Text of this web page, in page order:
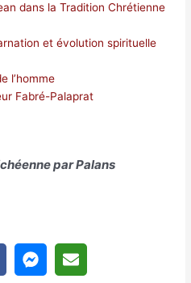
dans la Tradition Chrétienne
et évolution spirituelle
l’homme
Fabré-Palaprat
par Palans